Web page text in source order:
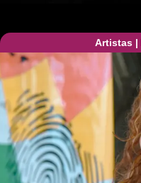
Artistas |